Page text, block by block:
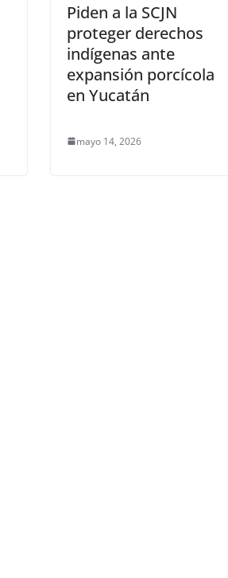
Piden a la SCJN
proteger derechos
indígenas ante
expansión porcícola
en Yucatán
mayo 14, 2026